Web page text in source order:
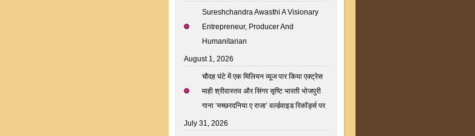
Sureshchandra Awasthi A Visionary
Entrepreneur, Producer And
Humanitarian
August 1, 2026
चौदह घंटे में एक मिलियन व्यूज पार किया एक्ट्रेस
माही श्रीवास्तव और सिंगर सृष्टि भारती भोजपुरी
गाना ‘मच्छरदनिया ए राजा’ वर्ल्डवाइड रिकॉर्ड्स पर
July 31, 2026